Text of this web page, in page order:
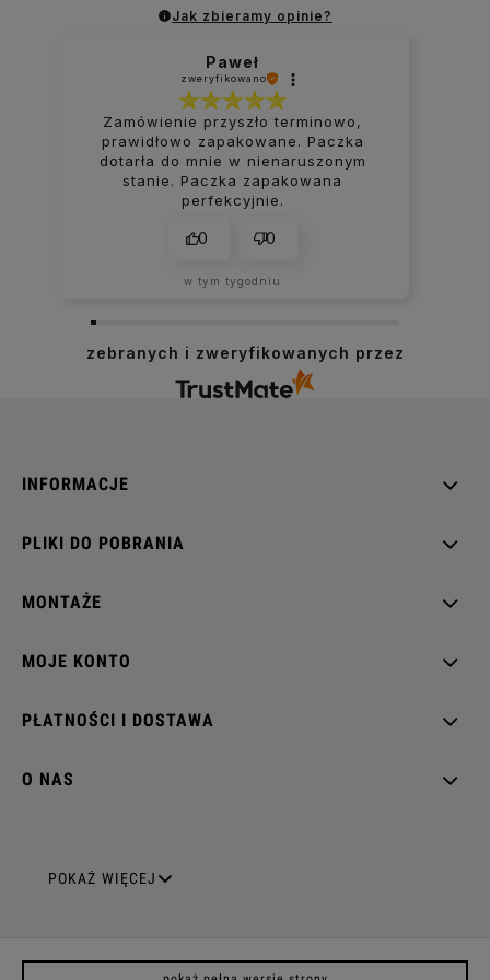
Jak zbieramy opinie?
Paweł
zweryfikowano
Zamówienie przyszło terminowo,
prawidłowo zapakowane. Paczka
dotarła do mnie w nienaruszonym
stanie. Paczka zapakowana
perfekcyjnie.
0 0
w tym tygodniu
zebranych i zweryfikowanych przez
INFORMACJE
PLIKI DO POBRANIA
MONTAŻE
MOJE KONTO
PŁATNOŚCI I DOSTAWA
O NAS
GNIAZDA ELEKTRYCZNE
POKAŻ WIĘCEJ